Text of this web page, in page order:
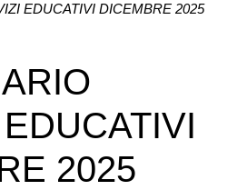
EDUCATIVI DICEMBRE 2025
2025